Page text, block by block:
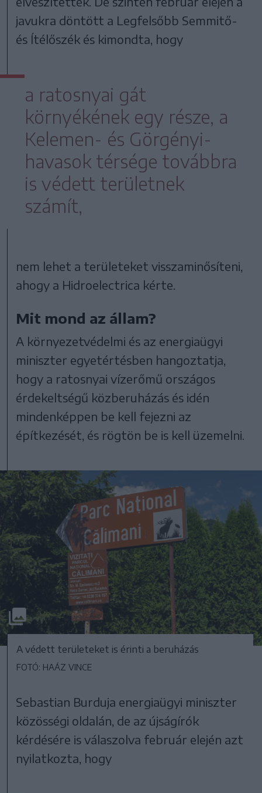
javukra döntött a Legfelsőbb Semmitő-
és Ítélőszék és kimondta, hogy
a ratosnyai gát
környékének egy része, a
Kelemen- és Görgényi-
havasok térsége továbbra
is védett területnek
számít,
nem lehet a területeket visszaminősíteni,
ahogy a Hidroelectrica kérte.
Mit mond az állam?
A környezetvédelmi és az energiaügyi
miniszter egyetértésben hangoztatja,
hogy a ratosnyai vízerőmű országos
érdekeltségű közberuházás és idén
mindenképpen be kell fejezni az
építkezését, és rögtön be is kell üzemelni.
A védett területeket is érinti a beruházás
FOTÓ: HAÁZ VINCE
Sebastian Burduja energiaügyi miniszter
közösségi oldalán, de az újságírók
kérdésére is válaszolva február elején azt
nyilatkozta, hogy